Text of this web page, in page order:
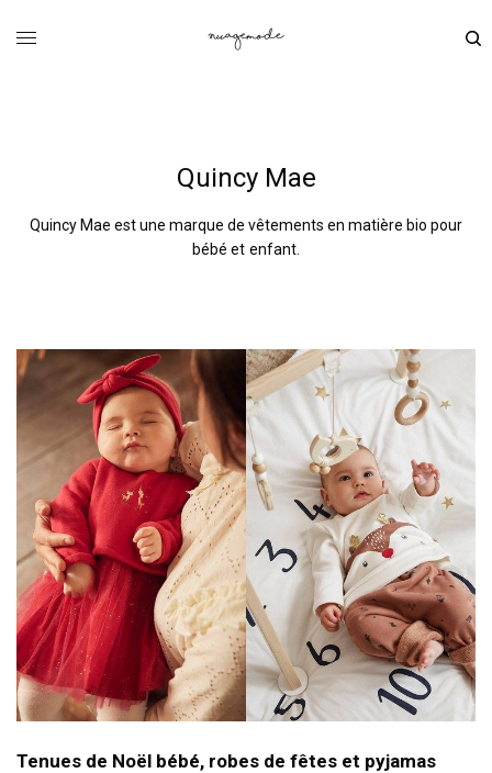
Quincy Mae
Quincy Mae est une marque de vêtements en matière bio pour
bébé et enfant.
Tenues de Noël bébé, robes de fêtes et pyjamas